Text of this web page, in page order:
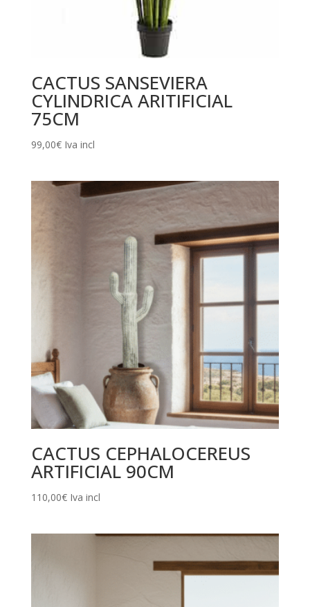
CACTUS SANSEVIERA
CYLINDRICA ARITIFICIAL
75CM
99,00€ Iva incl
CACTUS CEPHALOCEREUS
ARTIFICIAL 90CM
110,00€ Iva incl